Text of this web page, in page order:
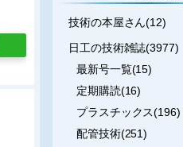
技術の本屋さん(12)
日工の技術雑誌(3977)
最新号一覧(15)
定期購読(16)
プラスチックス(196)
配管技術(251)